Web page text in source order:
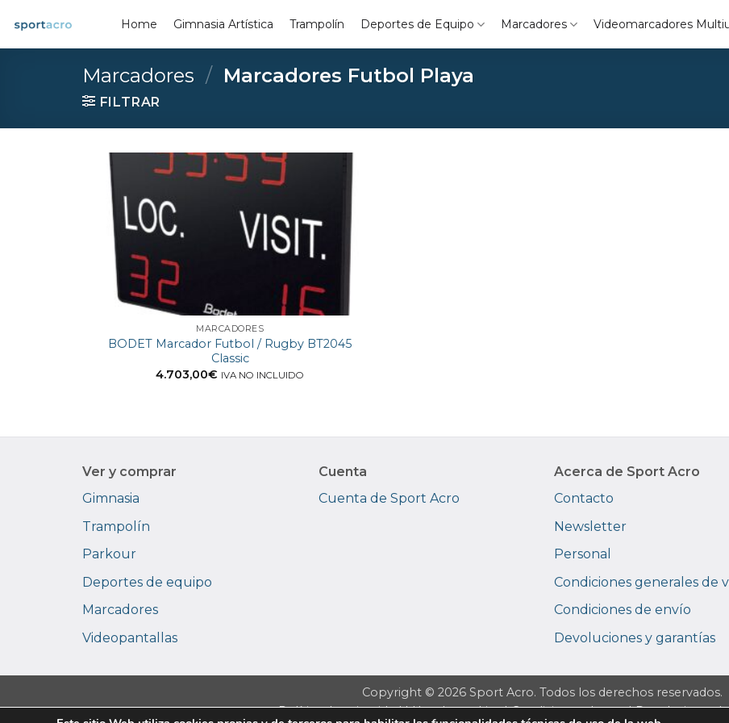
contenido
Home Gimnasia Artística Trampolín Deportes de Equipo Marcadores Videomarcadores
Marcadores / Marcadores Futbol Playa
FILTRAR
MARCADORES
BODET Marcador Futbol / Rugby BT2045
Classic
4.703,00€ IVA NO INCLUIDO
Ver y comprar
Gimnasia
Trampolín
Parkour
Deportes de equipo
Marcadores
Videopantallas
Cuenta
Cuenta de Sport Acro
Acerca de Sport Acro
Contacto
Newsletter
Personal
Condiciones generales de
Condiciones de envío
Devoluciones y garantías
Copyright © 2026 Sport Acro. Todos los derechos reservados.
Política de privacidad |Uso de cookies |Condiciones de uso |Devoluciones |